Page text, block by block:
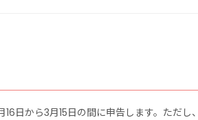
16日から3月15日の間に申告します。ただし